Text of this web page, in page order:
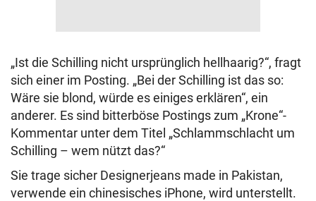
„Ist die Schilling nicht ursprünglich hellhaarig?“, fragt
sich einer im Posting. „Bei der Schilling ist das so:
Wäre sie blond, würde es einiges erklären“, ein
anderer. Es sind bitterböse Postings zum „Krone“-
Kommentar unter dem Titel „Schlammschlacht um
Schilling – wem nützt das?“
Sie trage sicher Designerjeans made in Pakistan,
verwende ein chinesisches iPhone, wird unterstellt.